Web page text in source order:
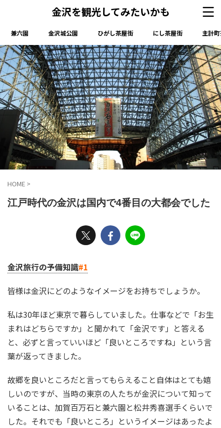
金沢を観光してみたいかも
兼六園 金沢城公園 ひがし茶屋街 にし茶屋街 主計
HOME >
江戸時代の金沢は国内で4番目の大都会でした
金沢旅行の予備知識#1
皆様は金沢にどのようなイメージをお持ちでしょうか。
私は30年ほど東京で暮らしていました。仕事などで「お生
まれはどちらですか」と聞かれて「金沢です」と答える
と、必ずと言っていいほど「良いところですね」という言
葉が返ってきました。
故郷を良いところだと言ってもらえること自体はとても嬉
しいのですが、当時の東京の人たちが金沢について知って
いることは、加賀百万石と兼六園と松井秀喜選手くらいで
した。それでも「良いところ」というイメージはあったよ